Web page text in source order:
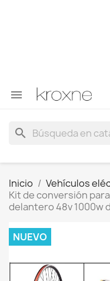

search
Inicio Vehículos
Kit de conversión
delantero 48v 1000w
NUEVO